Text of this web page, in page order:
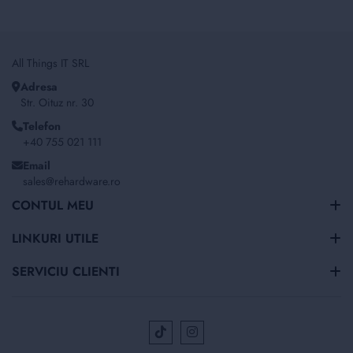
All Things IT SRL
Adresa
Str. Oituz nr. 30
Telefon
+40 755 021 111
Email
sales@rehardware.ro
CONTUL MEU
LINKURI UTILE
SERVICIU CLIENTI